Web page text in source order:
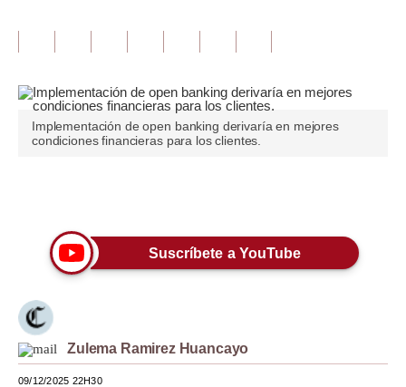
Pregunta de hoy
Blogs
Tendencias
Moda
Estilos
Mundo
EEUU
México
Implementación de open banking derivaría en mejores
condiciones financieras para los clientes.
Suscríbete a YouTube
Zulema Ramirez Huancayo
09/12/2025 22H30